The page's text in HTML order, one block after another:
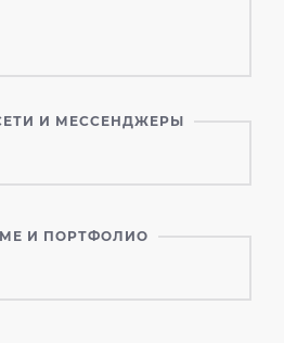
И МЕССЕНДЖЕРЫ
И ПОРТФОЛИО